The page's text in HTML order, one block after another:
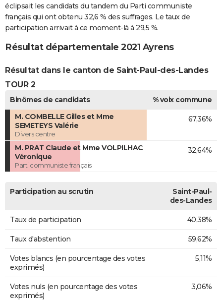
éclipsait les candidats du tandem du Parti communiste
français qui ont obtenu 32,6 % des suffrages. Le taux de
participation arrivait à ce moment-là à 29,5 %.
Résultat départementale 2021 Ayrens
Résultat dans le canton de Saint-Paul-des-Landes
TOUR 2
Binômes de candidats
% voix commune
M. COMBELLE Gilles et Mme
SEMETEYS Valérie
Divers centre
67,36%
M. PRAT Claude et Mme VOLPILHAC
Véronique
Parti communiste français
32,64%
Participation au scrutin
Saint-Paul-
des-Landes
Taux de participation 40,38%
Taux d'abstention 59,62%
Votes blancs (en pourcentage des votes
exprimés)
5,11%
Votes nuls (en pourcentage des votes
exprimés)
3,06%